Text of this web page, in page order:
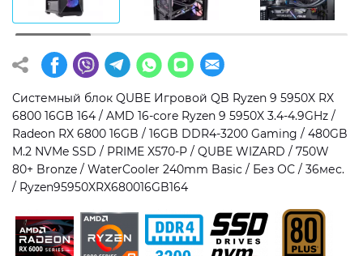
Операционная система
Windows 11 Home
Windows 11 Pro
Без ОС
Тип накопителя
SSD
HDD
SSD + HDD
Дополнительно
RGB-подсветка
Разблокированный множитель CPU
Сверхбыстрый M.2 SSD NVME
Системный блок QUBE Игровой QB Ryzen 9 5950X RX
6800 16GB 164 / AMD 16-core Ryzen 9 5950X 3.4-4.9GHz /
Radeon RX 6800 16GB / 16GB DDR4-3200 Gaming / 480GB
M.2 NVMe SSD / PRIME X570-P / QUBE WIZARD / 750W
80+ Bronze / WaterCooler 240mm Basic / Без ОС / 36мес.
/ Ryzen95950XRX680016GB164